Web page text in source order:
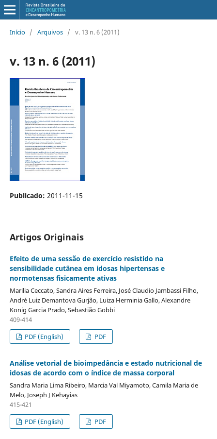
Início / Arquivos / v. 13 n. 6 (2011)
v. 13 n. 6 (2011)
Publicado: 2011-11-15
Artigos Originais
Efeito de uma sessão de exercício resistido na
sensibilidade cutânea em idosas hipertensas e
normotensas fisicamente ativas
Marilia Ceccato, Sandra Aires Ferreira, José Claudio Jambassi Filho,
André Luiz Demantova Gurjão, Luiza Herminia Gallo, Alexandre
Konig Garcia Prado, Sebastião Gobbi
409-414
PDF (English)
PDF
Análise vetorial de bioimpedância e estado nutricional de
idosas de acordo com o índice de massa corporal
Sandra Maria Lima Ribeiro, Marcia Val Miyamoto, Camila Maria de
Melo, Joseph J Kehayias
415-421
PDF (English)
PDF